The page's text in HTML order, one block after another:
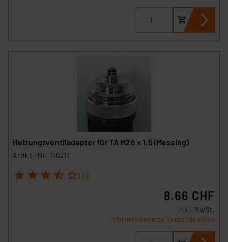
Heizungsventiladapter für TA M28 x 1,5 (Messing)
Artikel-Nr. 110211
1 2 3 4 5 (3)
8.66 CHF
inkl. MwSt.
Informationen zu Versandkosten